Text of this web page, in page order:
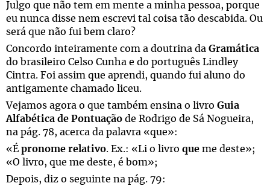
Julgo que não tem em mente a minha pessoa, porque
eu nunca disse nem escrevi tal coisa tão descabida. Ou
será que não fui bem claro?
Concordo inteiramente com a doutrina da Gramática
do brasileiro Celso Cunha e do português Lindley
Cintra. Foi assim que aprendi, quando fui aluno do
antigamente chamado liceu.
Vejamos agora o que também ensina o livro Guia
Alfabética de Pontuação de Rodrigo de Sá Nogueira,
na pág. 78, acerca da palavra «que»:
«É pronome relativo. Ex.: «Li o livro que me deste»;
«O livro, que me deste, é bom»;
Depois, diz o seguinte na pág. 79: